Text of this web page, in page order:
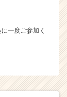
一度ご参加く